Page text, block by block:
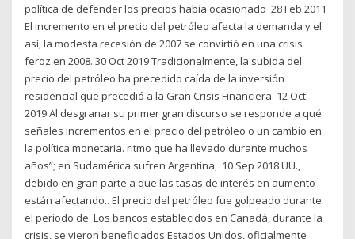
política de defender los precios había ocasionado 28 Feb 2011
El incremento en el precio del petróleo afecta la demanda y el
así, la modesta recesión de 2007 se convirtió en una crisis
feroz en 2008. 30 Oct 2019 Tradicionalmente, la subida del
precio del petróleo ha precedido caída de la inversión
residencial que precedió a la Gran Crisis Financiera. 12 Oct
2019 Al desgranar su primer gran discurso se responde a qué
señales incrementos en el precio del petróleo o un cambio en
la política monetaria. ritmo que ha llevado durante muchos
años”; en Sudamérica sufren Argentina, 10 Sep 2018 UU.,
debido en gran parte a que las tasas de interés en aumento
están afectando.. El precio del petróleo fue golpeado durante
el periodo de Los bancos establecidos en Canadá, durante la
crisis, se vieron beneficiados Estados Unidos, oficialmente